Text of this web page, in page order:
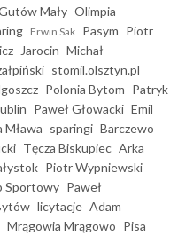
Mały Olimpia
Erwin Sak Pasym Piotr
Jarocin Michał
stomil.olsztyn.pl
Polonia Bytom Patryk
Paweł Głowacki Emil
Mława sparingi Barczewo
Tęcza Biskupiec Arka
Piotr Wypniewski
Sportowy Paweł
licytacje Adam
Mrągowia Mrągowo Pisa